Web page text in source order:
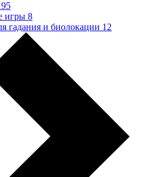
игры 8
гадания и биолокации 12